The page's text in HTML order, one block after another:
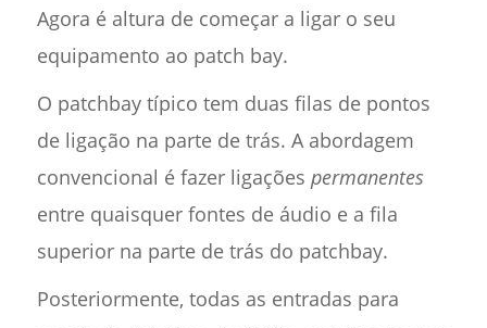
Agora é altura de começar a ligar o seu
equipamento ao patch bay.
O patchbay típico tem duas filas de pontos
de ligação na parte de trás. A abordagem
convencional é fazer ligações permanentes
entre quaisquer fontes de áudio e a fila
superior na parte de trás do patchbay.
Posteriormente, todas as entradas para